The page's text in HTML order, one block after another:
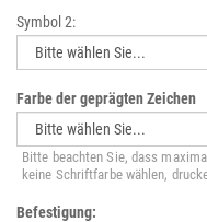
Symbol 2:
Farbe der geprägten Zeichen
Bitte beachten Sie, dass
keine Schriftfarbe wählen,
Befestigung: